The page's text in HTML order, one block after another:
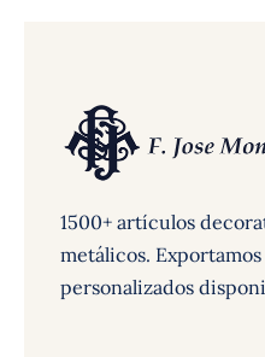
1500+ artículos
metálicos. Exportamos
personalizados